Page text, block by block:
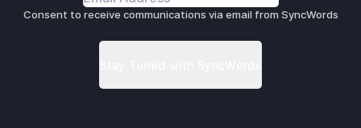
Consent to receive communications via email from SyncWords